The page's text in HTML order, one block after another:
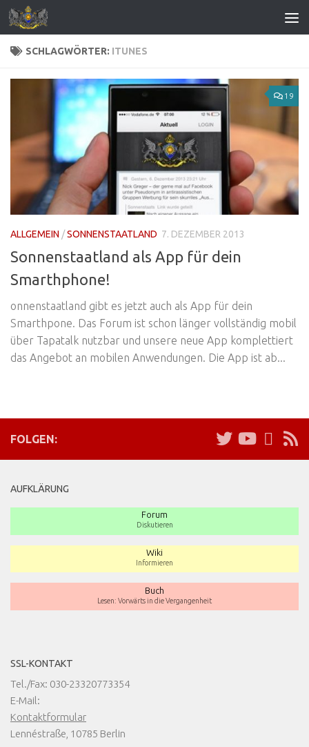
Zum Inhalt springen
SCHLAGWÖRTER: ITUNES
19
ALLGEMEIN /SONNENSTAATLAND 7. DEZEMBER 2013
Sonnenstaatland als App für dein
Smarthphone!
onnenstaatland gibt es jetzt auch als App für dein
Smarthpone. Das Forum ist schon länger vollständig mobil
über Tapatalk nutzbar und unsere neue App komplettiert
das Angebot an mobilen Anwendungen. Die App ist ab...
FOLGEN:
AUFKLÄRUNG
Forum
Diskutieren
Wiki
Informieren
Buch
Lesen: Vorwärts in die Vergangenheit
SSL-KONTAKT
Tel./Fax: 030-23320773354
E-Mail:
Kontaktformular
Lennéstraße, 10785 Berlin